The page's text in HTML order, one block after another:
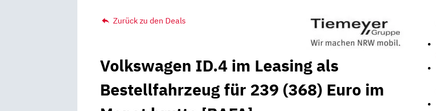
Zurück zu den Deals
Volkswagen ID.4 im Leasing als
Bestellfahrzeug für 239 (368) Euro im